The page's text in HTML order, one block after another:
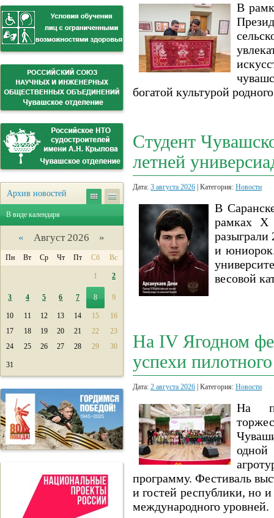
Архив новостей
В виде календаря
« Август 2026 »
Пн Вт Ср Чт Пт Сб Вс
1 2
3 4 5 6 7 8 9
10 11 12 13 14 15
16
17
18 19 20 21 22
23
24
25 26 27 28 29 30
31
В
богатой культурой
Студент
летней
Дата: 3 августа 2026 | Категория: Новости
В
рамках Х
разыграли
и юниорок.
весовой
На IV Ягодном
успехи
Дата: 2 августа 2026 | Категория: Новости
На
программу. Фестиваль
и гостей республики, но
международного уровней.